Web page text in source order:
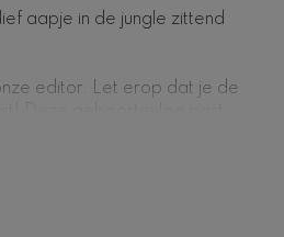
aapje in de jungle zittend
editor. Let erop dat je de